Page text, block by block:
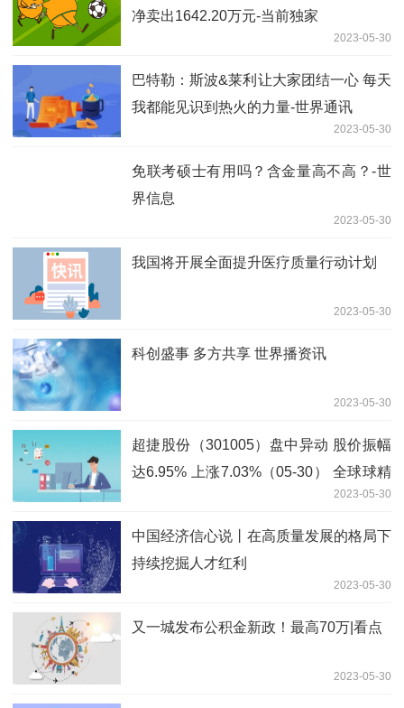
净卖出1642.20万元-当前独家
2023-05-30
巴特勒：斯波&莱利让大家团结一心 每天
我都能见识到热火的力量-世界通讯
2023-05-30
免联考硕士有用吗？含金量高不高？-世
界信息
2023-05-30
我国将开展全面提升医疗质量行动计划
2023-05-30
科创盛事 多方共享 世界播资讯
2023-05-30
超捷股份（301005）盘中异动 股价振幅
达6.95% 上涨7.03%（05-30） 全球球精
2023-05-30
中国经济信心说丨在高质量发展的格局下
持续挖掘人才红利
2023-05-30
又一城发布公积金新政！最高70万|看点
2023-05-30